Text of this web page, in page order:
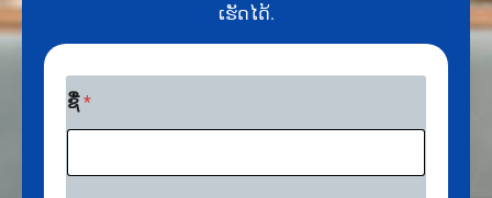
ເຮັດໄດ້.
ຊື່*